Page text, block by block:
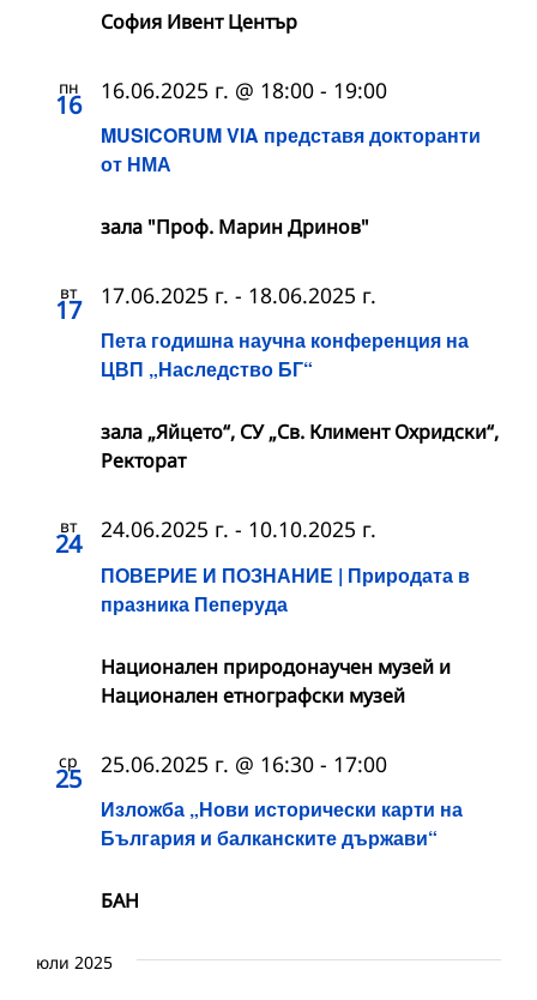
София Ивент Център
пн
16
MUSICORUM VIA представя докторанти
от НМА
16.06.2025 г. @ 18:00 - 19:00
зала "Проф. Марин Дринов"
вт
17
Пета годишна научна конференция на
ЦВП „Наследство БГ“
17.06.2025 г. - 18.06.2025 г.
зала „Яйцето“, СУ „Св. Климент Охридски“,
Ректорат
вт
24
ПОВЕРИЕ И ПОЗНАНИЕ | Природата в
празника Пеперуда
24.06.2025 г. - 10.10.2025 г.
Национален природонаучен музей и
Национален етнографски музей
ср
25
Изложба „Нови исторически карти на
България и балканските държави“
25.06.2025 г. @ 16:30 - 17:00
БАН
юли 2025